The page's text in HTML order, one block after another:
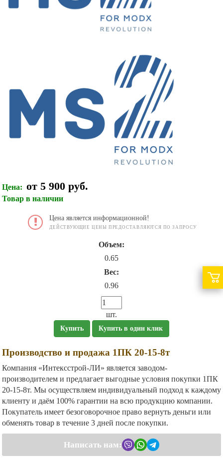
Цена: от 5 900 руб.
Товар в наличии
Цена является информационной!
ДЕЙСТВУЮЩИЕ ЦЕНЫ ПРЕДОСТАВЛЯЮТСЯ ПО ЗАПРОСУ
Объем:
0.65
Вес:
0.96
шт.
Купить Купить в один клик
Производство и продажа 1ПК 20-15-8т
Компания «Интексстрой-ЛИ» является заводом-
производителем и предлагает выгодные условия покупки 1ПК
20-15-8т. Мы осуществляем индивидуальный подход к каждому
клиенту и даём 100% гарантии на всю продукцию компании.
Покупатель имеет безоговорочное право вернуть деньги или
обменять товар в течение 3 дней после покупки.
Написать нам: